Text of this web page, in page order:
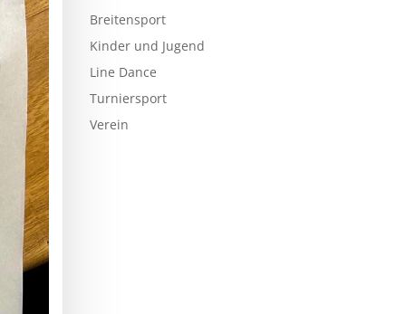
Breitensport
Kinder und Jugend
Line Dance
Turniersport
Verein